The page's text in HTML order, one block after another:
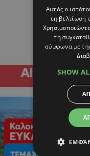
Αυτός ο
τη βελτίωση
τη
σύμφωνα με
SHOW